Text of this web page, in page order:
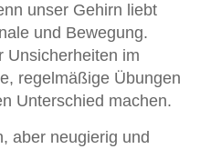
unser Gehirn liebt
und Bewegung.
Unsicherheiten im
regelmäßige Übungen
Unterschied machen.
aber neugierig und